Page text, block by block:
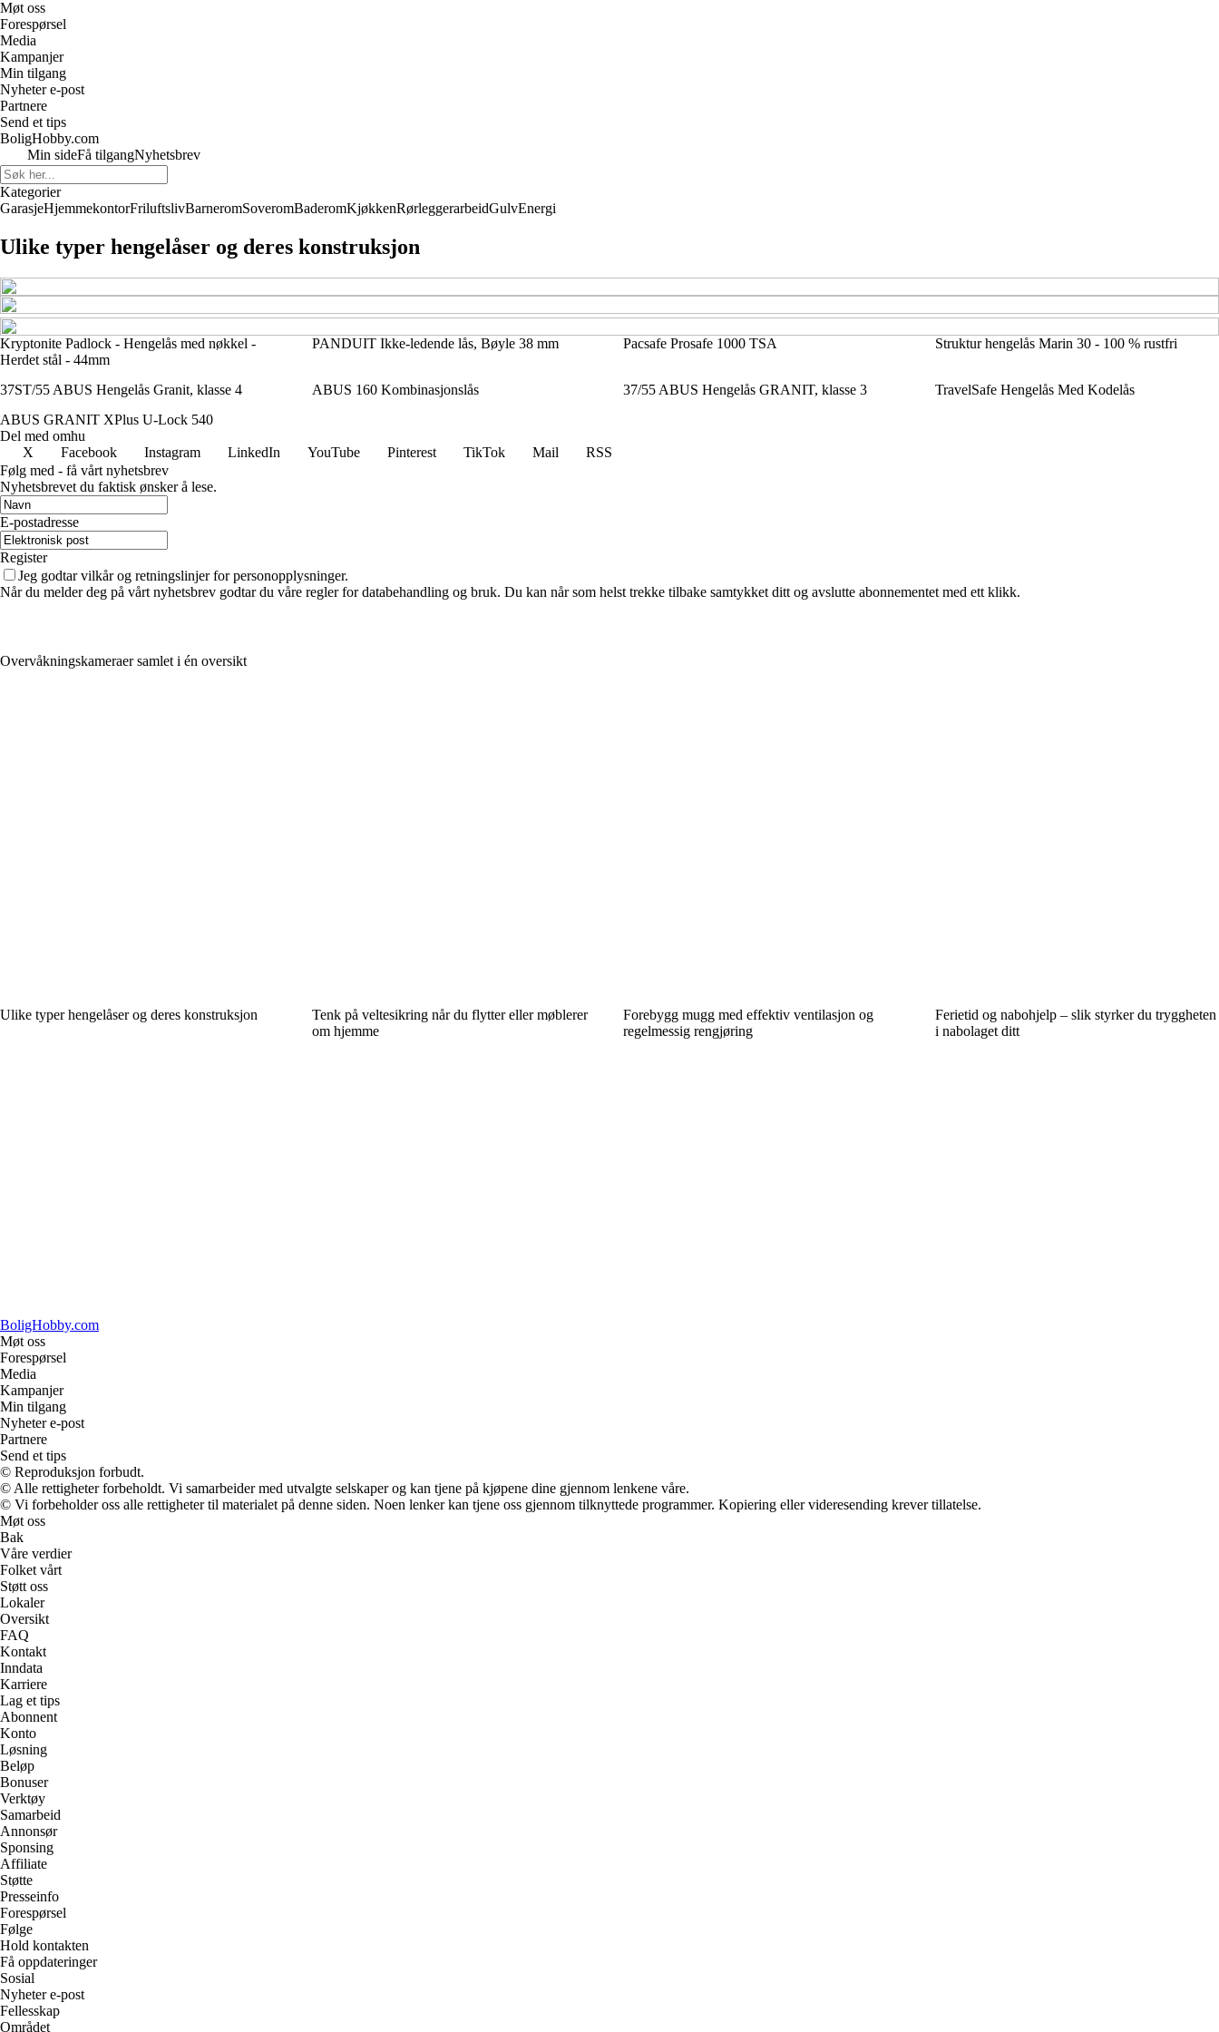
Møt oss
Forespørsel
Media
Kampanjer
Min tilgang
Nyheter e-post
Partnere
Send et tips
BoligHobby.com
Min sideFå tilgangNyhetsbrev
Kategorier
GarasjeHjemmekontorFriluftslivBarneromSoveromBaderomKjøkkenRørleggerarbeidGulvEnergi
Ulike typer hengelåser og deres konstruksjon
Kryptonite Padlock - Hengelås med nøkkel -
Herdet stål - 44mm
PANDUIT Ikke-ledende lås, Bøyle 38 mm Pacsafe Prosafe 1000 TSA Struktur hengelås Marin 30 - 100 % rustfri
37ST/55 ABUS Hengelås Granit, klasse 4 ABUS 160 Kombinasjonslås 37/55 ABUS Hengelås GRANIT, klasse 3
TravelSafe Hengelås Med Kodelås
ABUS GRANIT XPlus U-Lock 540
Del med omhu
X
Facebook Instagram LinkedIn YouTube Pinterest TikTok Mail
RSS
Følg med - få vårt nyhetsbrev
Nyhetsbrevet du faktisk ønsker å lese.
E-postadresse
Register
Jeg godtar vilkår og retningslinjer for personopplysninger.
Når du melder deg på vårt nyhetsbrev godtar du våre regler for databehandling og bruk. Du kan når som helst trekke tilbake samtykket ditt og avslutte abonnementet med ett klikk.
Overvåkningskameraer samlet i én oversikt
Ulike typer hengelåser og deres konstruksjon
Tenk på veltesikring når du flytter eller møblerer
om hjemme
Forebygg mugg med effektiv ventilasjon og
regelmessig rengjøring
Ferietid og nabohjelp – slik styrker du tryggheten
i nabolaget ditt
BoligHobby.com
Møt oss
Forespørsel
Media
Kampanjer
Min tilgang
Nyheter e-post
Partnere
Send et tips
© Reproduksjon forbudt.
© Alle rettigheter forbeholdt. Vi samarbeider med utvalgte selskaper og kan tjene på kjøpene dine gjennom lenkene våre.
© Vi forbeholder oss alle rettigheter til materialet på denne siden. Noen lenker kan tjene oss gjennom tilknyttede programmer. Kopiering eller videresending krever tillatelse.
Møt oss
Bak
Våre verdier
Folket vårt
Støtt oss
Lokaler
Oversikt
FAQ
Kontakt
Inndata
Karriere
Lag et tips
Abonnent
Konto
Løsning
Beløp
Bonuser
Verktøy
Samarbeid
Annonsør
Sponsing
Affiliate
Støtte
Presseinfo
Forespørsel
Følge
Hold kontakten
Få oppdateringer
Sosial
Nyheter e-post
Fellesskap
Området